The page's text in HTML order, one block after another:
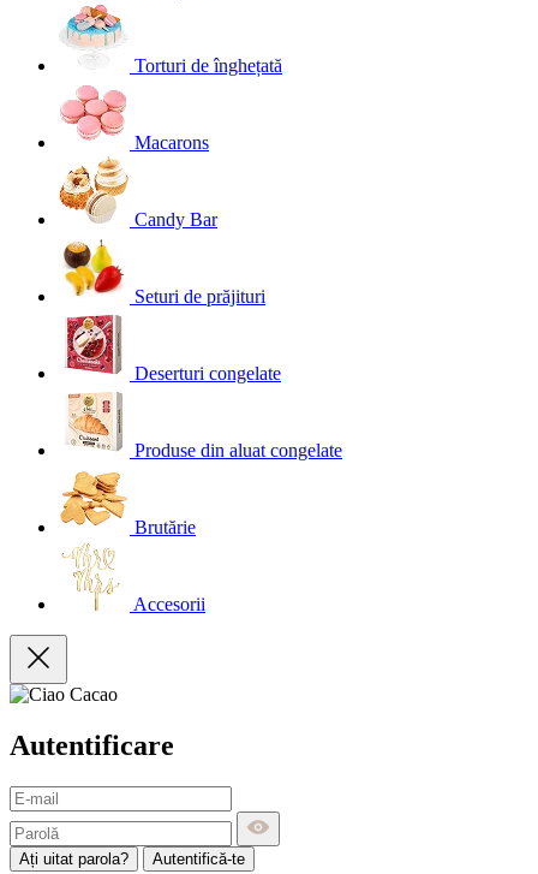
Torturi de înghețată
Macarons
Candy Bar
Seturi de prăjituri
Deserturi congelate
Produse din aluat congelate
Brutărie
Accesorii
Autentificare
Ați uitat parola? Autentifică-te